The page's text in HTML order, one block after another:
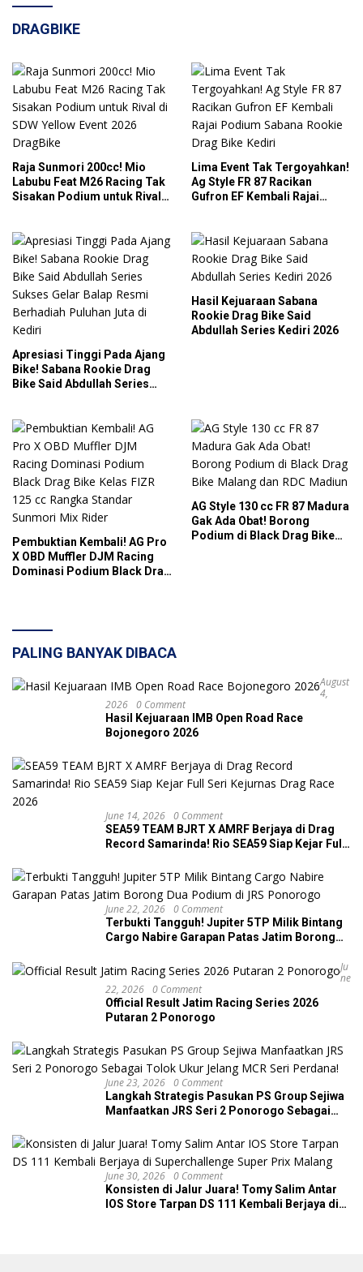
DRAGBIKE
Raja Sunmori 200cc! Mio
Labubu Feat M26 Racing Tak
Sisakan Podium untuk Rival
Lima Event Tak Tergoyahkan!
Ag Style FR 87 Racikan
Gufron EF Kembali Rajai
Apresiasi Tinggi Pada Ajang
Bike! Sabana Rookie Drag
Bike Said Abdullah Series
Kediri
Hasil Kejuaraan Sabana
Rookie Drag Bike Said
Abdullah Series Kediri 2026
Pembuktian Kembali! AG Pro
X OBD Muffler DJM Racing
Dominasi Podium Black Drag
AG Style 130 cc FR 87 Madura
Gak Ada Obat! Borong
Podium di Black Drag Bike
PALING BANYAK DIBACA
August
4,
2026 0 Comment
Hasil Kejuaraan IMB Open Road Race
Bojonegoro 2026
June 14, 2026 0 Comment
SEA59 TEAM BJRT X AMRF Berjaya di Drag
Record Samarinda! Rio SEA59 Siap Kejar Full
June 22, 2026 0 Comment
Terbukti Tangguh! Jupiter 5TP Milik Bintang
Cargo Nabire Garapan Patas Jatim Borong
Ju
Ne
22, 2026 0 Comment
Official Result Jatim Racing Series 2026
Putaran 2 Ponorogo
June 23, 2026 0 Comment
Langkah Strategis Pasukan PS Group Sejiwa
Manfaatkan JRS Seri 2 Ponorogo Sebagai
June 30, 2026 0 Comment
Konsisten di Jalur Juara! Tomy Salim Antar
IOS Store Tarpan DS 111 Kembali Berjaya di